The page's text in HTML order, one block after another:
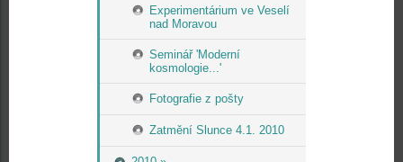
Experimentárium ve Veselí
nad Moravou
Seminář 'Moderní
kosmologie...'
Fotografie z pošty
Zatmění Slunce 4.1. 2010